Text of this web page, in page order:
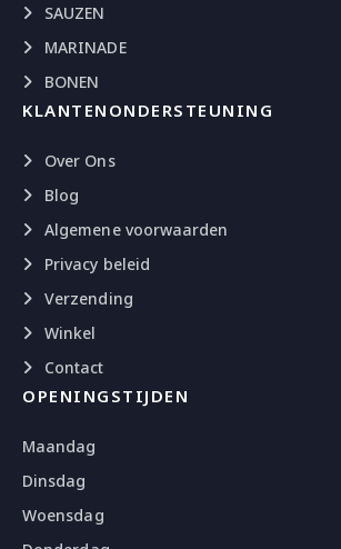
SAUZEN
MARINADE
BONEN
KLANTENONDERSTEUNING
Over Ons
Blog
Algemene voorwaarden
Privacy beleid
Verzending
Winkel
Contact
OPENINGSTIJDEN
Maandag
Dinsdag
Woensdag